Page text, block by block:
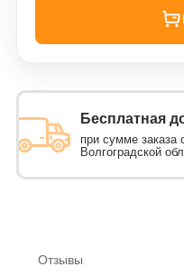
Бесплатная
при сумме заказа
Волгоградской
Отзывы